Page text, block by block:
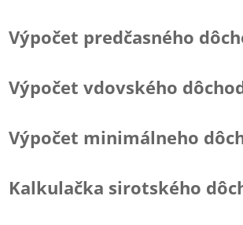
Výpočet predčasného
Výpočet vdovského
Výpočet minimálneho
Kalkulačka sirotského